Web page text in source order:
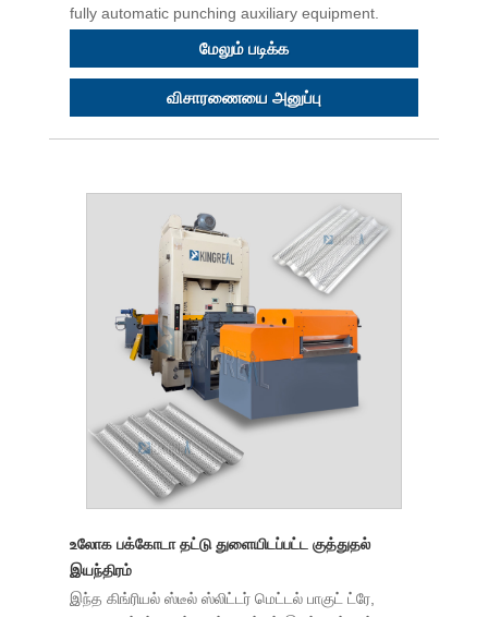
fully automatic punching auxiliary equipment.
மேலும் படிக்க
விசாரணையை அனுப்பு
உலோக பக்கோடா தட்டு துளையிடப்பட்ட குத்துதல்
இயந்திரம்
இந்த கிங்ரியல் ஸ்டீல் ஸ்லிட்டர் மெட்டல் பாகுட் ட்ரே,